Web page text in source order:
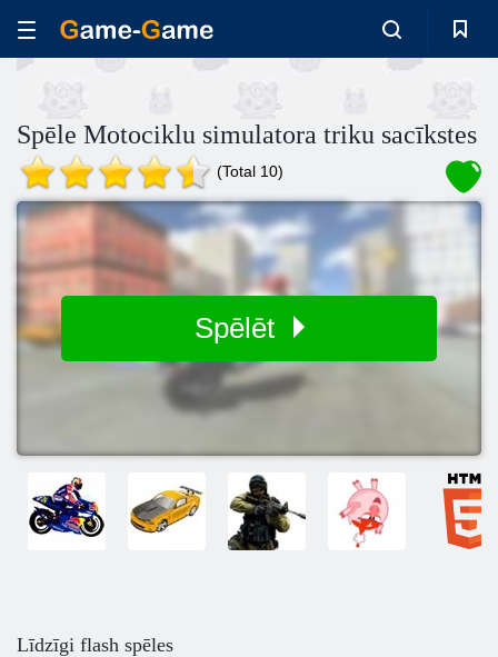
Spēle Motociklu simulatora triku sacīkstes
(Total 10)
Spēlēt
Līdzīgi flash spēles